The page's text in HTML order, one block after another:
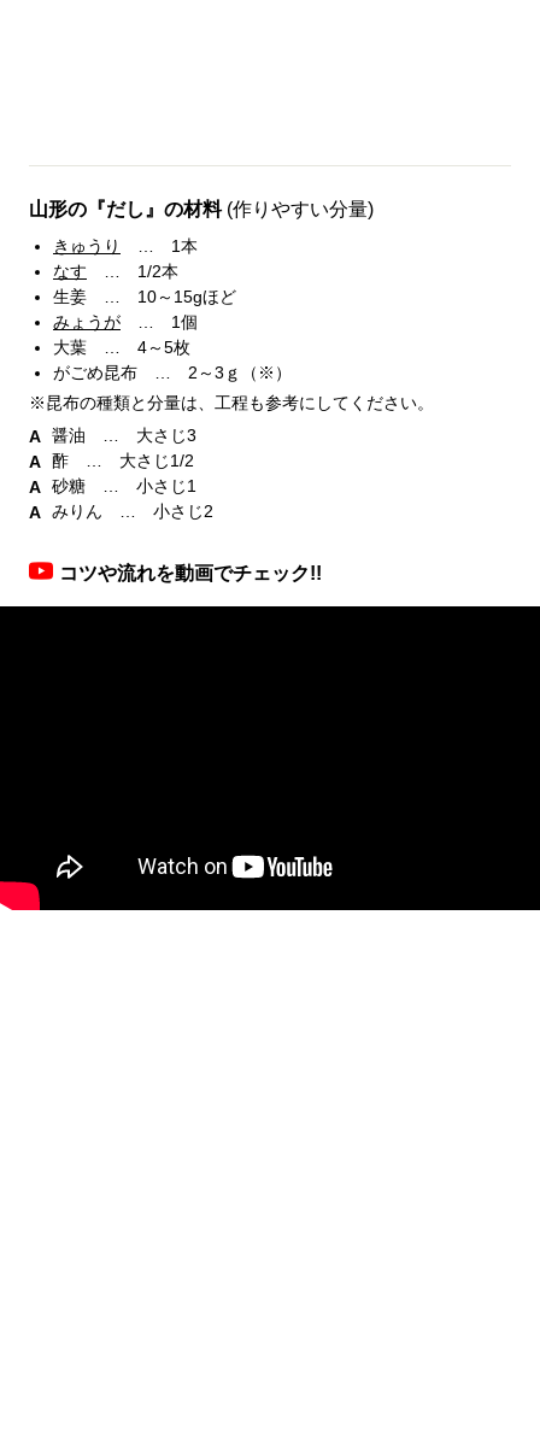
山形の『だし』の材料 (作りやすい分量)
きゅうり
… 1本
なす … 1/2本
生姜 … 10～15gほど
みょうが … 1個
大葉 … 4～5枚
がごめ昆布 … 2～3ｇ（※）
※昆布の種類と分量は、工程も参考にしてください。
醤油 … 大さじ3
酢 … 大さじ1/2
砂糖 … 小さじ1
みりん … 小さじ2
コツや流れを動画でチェック!!